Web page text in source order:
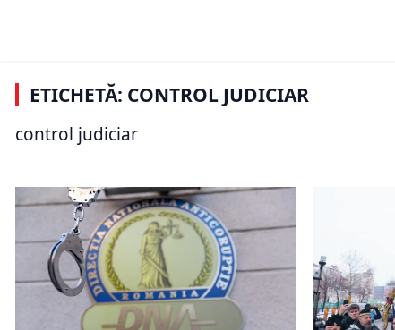
ETICHETĂ: CONTROL JUDICIAR
control judiciar
ȘTIRI DE ULTIMĂ ORĂ
De ce au fost plasați sub control
judiciar membrii grupului Pașca?
Motivarea instanței